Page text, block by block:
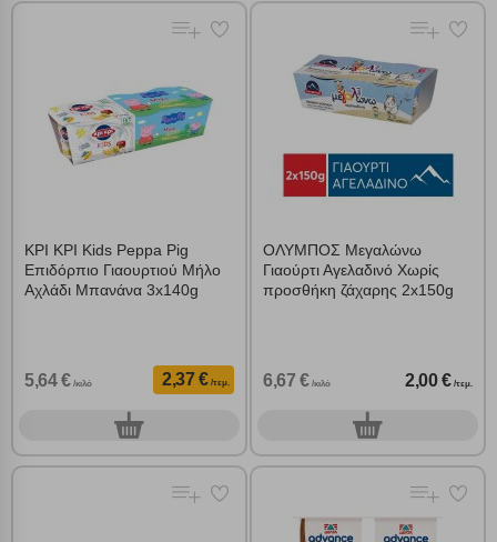
ΚΡΙ ΚΡΙ Kids Peppa Pig
Επιδόρπιο Γιαουρτιού Μήλο
Αχλάδι Μπανάνα 3x140g
5,64 € /κιλό 2,37 € /τεμ.
0τεμ.
ΟΛΥΜΠΟΣ Μεγαλώνω
Γιαούρτι Αγελαδινό Χωρίς
προσθήκη ζάχαρης 2x150g
6,67 € /κιλό 2,00 € /τεμ.
0τεμ.